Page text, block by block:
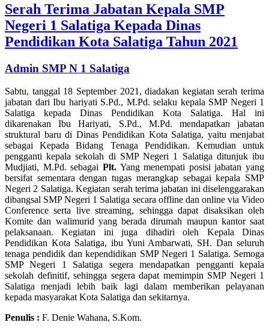
Serah Terima Jabatan Kepala SMP
Negeri 1 Salatiga Kepada Dinas
Pendidikan Kota Salatiga Tahun 2021
Admin SMP N 1 Salatiga
Sabtu, tanggal 18 September 2021, diadakan kegiatan serah terima
jabatan dari Ibu hariyati S.Pd., M.Pd. selaku kepala SMP Negeri 1
Salatiga kepada Dinas Pendidikan Kota Salatiga. Hal ini
dikarenakan Ibu Hariyati, S.Pd., M.Pd. mendapatkan jabatan
struktural baru di Dinas Pendidikan Kota Salatiga, yaitu menjabat
sebagai Kepada Bidang Tenaga Pendidikan. Kemudian untuk
pengganti kepala sekolah di SMP Negeri 1 Salatiga ditunjuk ibu
Mudjiati, M.Pd. sebagai Plt.Yang menempati posisi jabatan yang
bersifat sementara dengan tugas merangkap sebagai kepala SMP
Negeri 2 Salatiga. Kegiatan serah terima jabatan ini diselenggarakan
dibangsal SMP Negeri 1 Salatiga secara offline dan online via Video
Conference serta live streaming, sehingga dapat disaksikan oleh
Komite dan walimurid yang berada dirumah maupun kantor saat
pelaksanaan. Kegiatan ini juga dihadiri oleh Kepala Dinas
Pendidikan Kota Salatiga, ibu Yuni Ambarwati, SH. Dan seluruh
tenaga pendidik dan kependidikan SMP Negeri 1 Salatiga. Semoga
SMP Negeri 1 Salatiga segera mendapatkan pengganti kepala
sekolah definitif, sehingga segera dapat memimpin SMP Negeri 1
Salatiga menjadi lebih baik lagi dalam memberikan pelayanan
kepada masyarakat Kota Salatiga dan sekitarnya.
Penulis : F. Denie Wahana, S.Kom.